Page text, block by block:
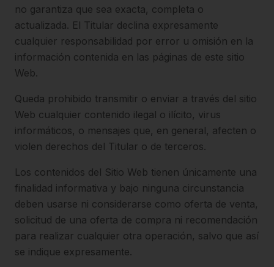
no garantiza que sea exacta, completa o
actualizada. El Titular declina expresamente
cualquier responsabilidad por error u omisión en la
información contenida en las páginas de este sitio
Web.
Queda prohibido transmitir o enviar a través del sitio
Web cualquier contenido ilegal o ilícito, virus
informáticos, o mensajes que, en general, afecten o
violen derechos del Titular o de terceros.
Los contenidos del Sitio Web tienen únicamente una
finalidad informativa y bajo ninguna circunstancia
deben usarse ni considerarse como oferta de venta,
solicitud de una oferta de compra ni recomendación
para realizar cualquier otra operación, salvo que así
se indique expresamente.